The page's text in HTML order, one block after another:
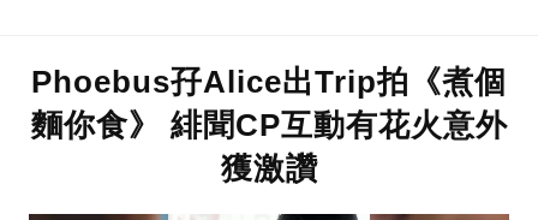
Phoebus孖Alice出Trip拍《煮個
麵你食》 緋聞CP互動有花火意外
獲激讚